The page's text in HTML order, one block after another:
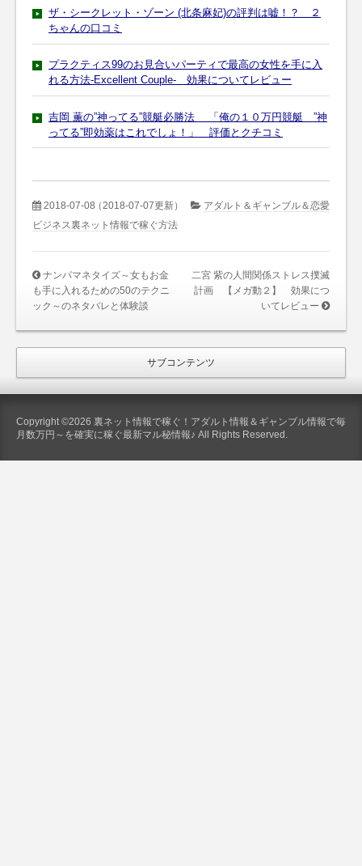
ザ・シークレット・ゾーン (北条麻妃)の評判は嘘！？ ２
ちゃんの口コミ
プラクティス99のお見合いパーティで最高の女性を手に入
れる方法-Excellent Couple- 効果についてレビュー
吉岡 薫の”神ってる”競艇必勝法 「俺の１０万円競艇 ”神
ってる”即効薬はこれでしょ！」 評価とクチコミ
2018-07-08（2018-07-07更新）
アダルト＆ギャンブル＆恋愛
ビジネス裏ネット情報で稼ぐ方法
ナンパマネタイズ～女もお金
も手に入れるための50のテクニ
ック～のネタバレと体験談
二宮 紫の人間関係ストレス撲滅
計画 【メガ動２】 効果につ
いてレビュー
サブコンテンツ
Copyright ©2026 裏ネット情報で稼ぐ！アダルト情報＆ギャンブル情報で毎
月数万円～を確実に稼ぐ最新マル秘情報♪ All Rights Reserved.